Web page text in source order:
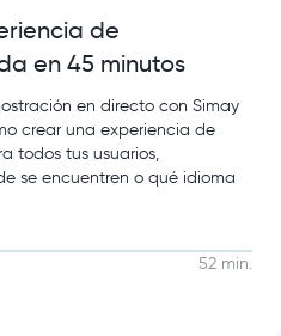
de
en 45 minutos
en directo con Simay
crear una experiencia de
todos tus usuarios,
se encuentren o qué idioma
52 min.